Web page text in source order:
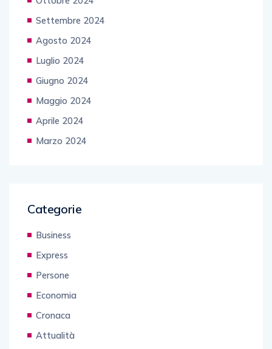
Settembre 2024
Agosto 2024
Luglio 2024
Giugno 2024
Maggio 2024
Aprile 2024
Marzo 2024
Categorie
Business
Express
Persone
Economia
Cronaca
Attualità